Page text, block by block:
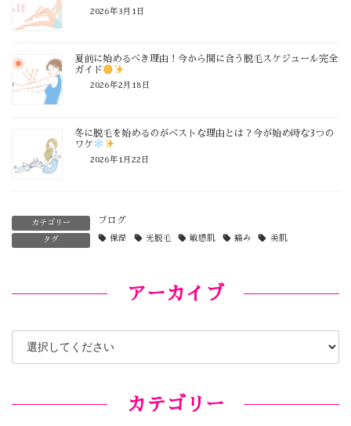
2026年3月1日
夏前に始めるべき理由！今から間に合う脱毛スケジュール完全
ガイド
2026年2月18日
冬に脱毛を始めるのがベストな理由とは？今が始め時な3つの
ワケ
2026年1月22日
カテゴリー ブログ
タグ 保湿 光脱毛 敏感肌 痛み 美肌
アーカイブ
カテゴリー